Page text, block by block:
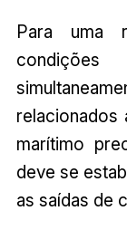
Para uma
relacionados
marítimo
deve se
as saídas de